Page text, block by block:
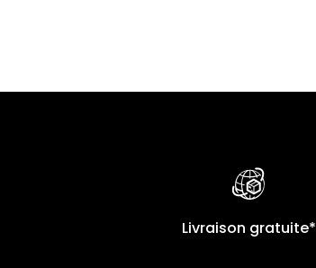
Livraison gratuite*